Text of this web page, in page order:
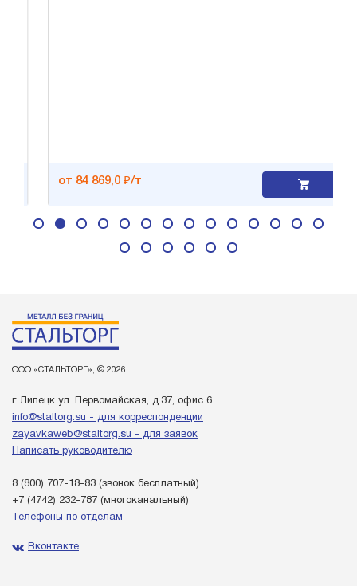
от 84 869,0 ₽/т
ООО «СТАЛЬТОРГ», © 2026
г. Липецк ул. Первомайская, д.37, офис 6
info@staltorg.su - для корреспонденции
zayavkaweb@staltorg.su - для заявок
Написать руководителю
8 (800) 707-18-83 (звонок бесплатный)
+7 (4742) 232-787 (многоканальный)
Телефоны по отделам
Вконтакте